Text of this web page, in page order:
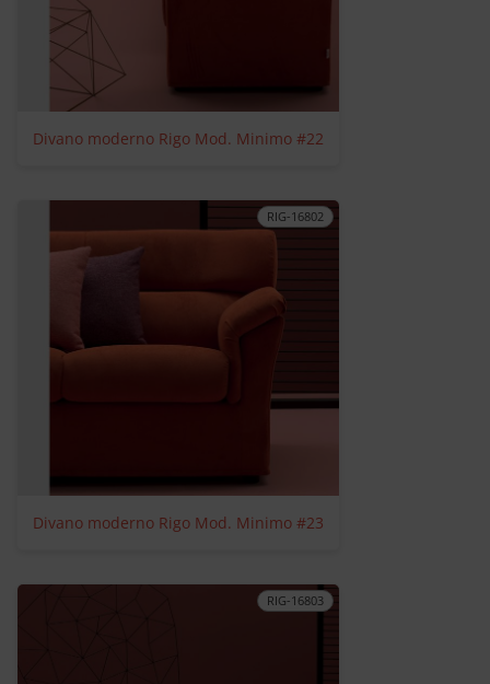
Divano moderno Rigo Mod. Minimo #22
RIG-16802
Divano moderno Rigo Mod. Minimo #23
RIG-16803